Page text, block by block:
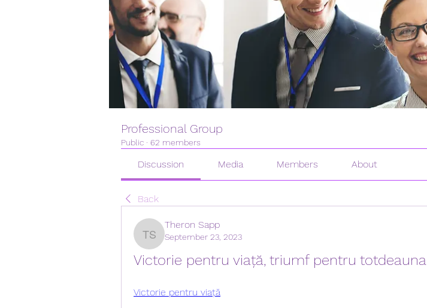
Professional Group
Public · 62 members
Discussion Media Members About
Back
Theron Sapp
Theron Sapp
September 23, 2023
Victorie pentru viață, triumf pentru totdeauna
Victorie pentru viață